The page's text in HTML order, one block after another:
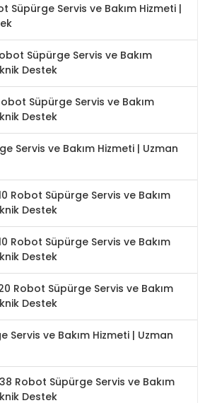
Süpürge Servis ve Bakım Hizmeti |
Süpürge Servis ve Bakım
Destek
Süpürge Servis ve Bakım
Destek
Servis ve Bakım Hizmeti | Uzman
Robot Süpürge Servis ve Bakım
Destek
Robot Süpürge Servis ve Bakım
Destek
Robot Süpürge Servis ve Bakım
Destek
Servis ve Bakım Hizmeti | Uzman
Robot Süpürge Servis ve Bakım
Destek